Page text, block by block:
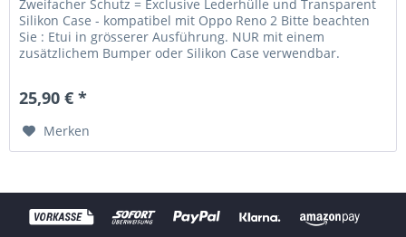
Zweifacher Schutz = Exclusive Lederhülle und Transparent
Silikon Case - kompatibel mit Oppo Reno 2 Bitte beachten
Sie : Etui in grösserer Ausführung. NUR mit einem
zusätzlichem Bumper oder Silikon Case verwendbar.
25,90 € *
Merken